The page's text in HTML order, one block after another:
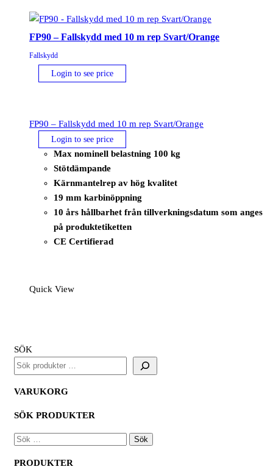
FP90 – Fallskydd med 10 m rep Svart/Orange
Fallskydd
Login to see price
FP90 – Fallskydd med 10 m rep Svart/Orange
Login to see price
Max nominell belastning 100 kg
Stötdämpande
Kärnmantelrep av hög kvalitet
19 mm karbinöppning
10 års hållbarhet från tillverkningsdatum som anges
på produktetiketten
CE Certifierad
Quick View
SÖK
VARUKORG
SÖK PRODUKTER
SÖK
PRODUKTER